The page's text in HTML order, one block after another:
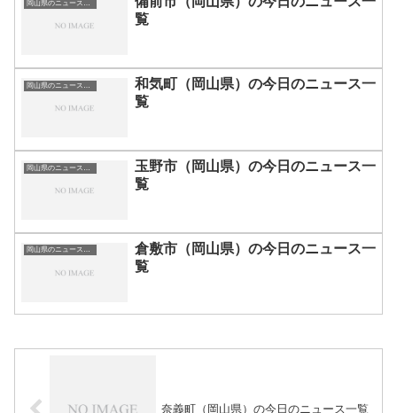
覧
和気町（岡山県）の今日のニュース一
覧
玉野市（岡山県）の今日のニュース一
覧
岡山県のニュース一覧
倉敷市（岡山県）の今日のニュース一
覧
奈義町（岡山県）の今日のニュース一覧